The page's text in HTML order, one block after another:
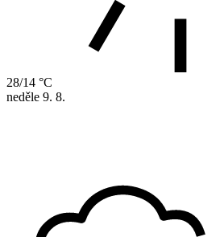
28/14 °C
neděle 9. 8.